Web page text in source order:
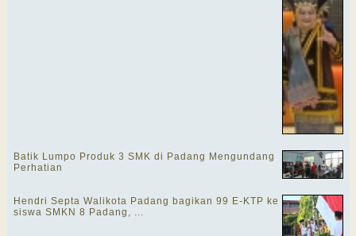
Batik Lumpo Produk 3 SMK di Padang Mengundang
Perhatian
Hendri Septa Walikota Padang bagikan 99 E-KTP ke
siswa SMKN 8 Padang, ...